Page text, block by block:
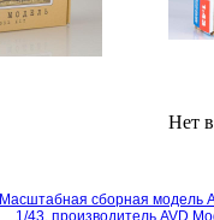
Нет
Масштабная сборная модель
1/43, производитель AVD